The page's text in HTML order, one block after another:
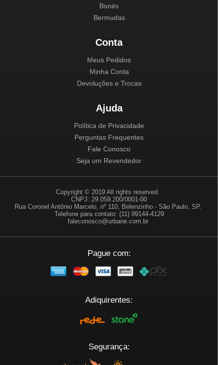
Bonés
Bermudas
Conta
Meus Pedidos
Minha Conta
Devoluções e Trocas
Ajuda
Política de Privacidade
Perguntas Frequentes
Fale Conosco
Seja um Revendedor
Copyright © 2019 All rights reserved.
CNPJ: 29.059.200/0001-00
Rua Coronel Antônio Marcelo, nº 110, Belenzinho - São Paulo, SP.
Telefone para contato: (11) 99144-4129
faleconosco@urbane.com.br
Pague com:
Adiquirentes:
Segurança: